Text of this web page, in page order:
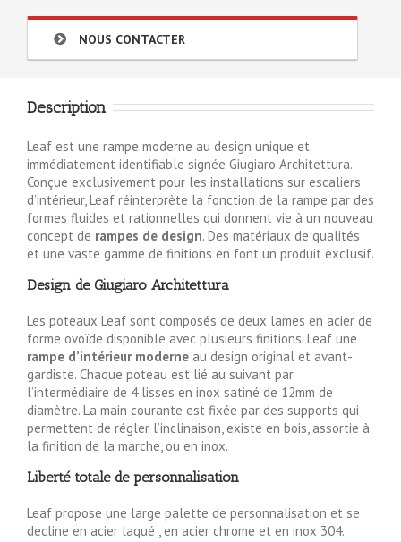
NOUS CONTACTER
Description
Leaf est une rampe moderne au design unique et
immédiatement identifiable signée Giugiaro Architettura.
Conçue exclusivement pour les installations sur escaliers
d’intérieur, Leaf réinterprète la fonction de la rampe par des
formes fluides et rationnelles qui donnent vie à un nouveau
concept de rampes de design. Des matériaux de qualités
et une vaste gamme de finitions en font un produit exclusif.
Design de Giugiaro Architettura
Les poteaux Leaf sont composés de deux lames en acier de
forme ovoïde disponible avec plusieurs finitions. Leaf une
rampe d’intérieur moderne au design original et avant-
gardiste. Chaque poteau est lié au suivant par
l’intermédiaire de 4 lisses en inox satiné de 12mm de
diamètre. La main courante est fixée par des supports qui
permettent de régler l’inclinaison, existe en bois, assortie à
la finition de la marche, ou en inox.
Liberté totale de personnalisation
Leaf propose une large palette de personnalisation et se
decline en acier laqué , en acier chrome et en inox 304.